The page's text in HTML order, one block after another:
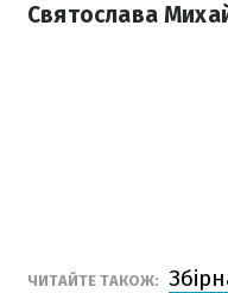
Святослава
ЧИТАЙТЕ ТАКОЖ: